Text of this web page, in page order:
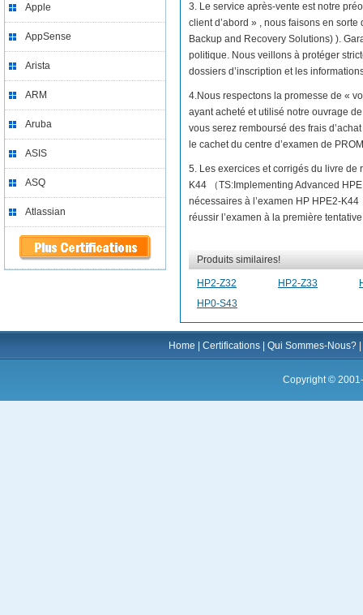
Apple
AppSense
Arista
ARM
Aruba
ASIS
ASQ
Atlassian
3. Le service après-vente est notre
client d’abord » , nous faisons en
Backup and Recovery Solutions) ).
politique. Nous veillons à protéger
dossiers d’inscription et les
4.Nous respectons la promesse de «
ayant acheté et utilisé notre ouvrage
vous serez remboursé des frais
le cachet du centre d’examen de
5. Les exercices et corrigés du livre de
K44 （TS:Implementing Advanced
nécessaires à l’examen HP HPE2-
réussir l’examen à la première
Produits similaires!
HP2-Z32 HP2-Z33
HP0-S43
Home Certifications Qui Sommes-Nous?
Copyright ©